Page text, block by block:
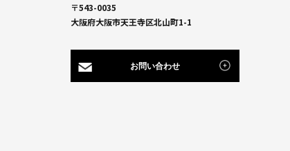
〒543-0035
大阪府大阪市天王寺区北山町1-1
お問い合わせ